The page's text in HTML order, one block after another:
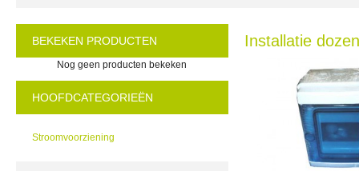
BEKEKEN PRODUCTEN
Nog geen producten bekeken
HOOFDCATEGORIEËN
Stroomvoorziening
Installatie dozen